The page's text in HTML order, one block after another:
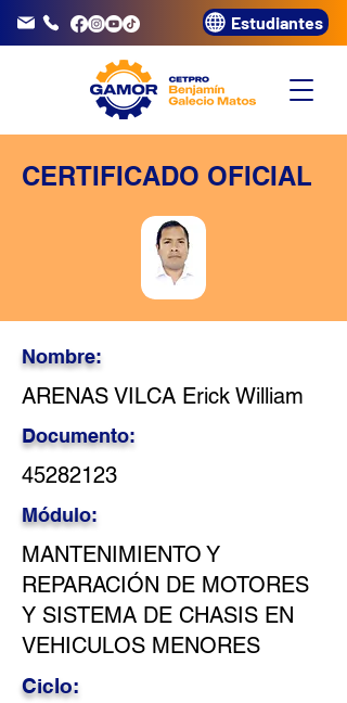
3320072 Estudiantes
CERTIFICADO OFICIAL
Nombre:
ARENAS VILCA Erick William
Documento:
45282123
Módulo:
MANTENIMIENTO Y
REPARACIÓN DE MOTORES
Y SISTEMA DE CHASIS EN
VEHICULOS MENORES
Ciclo: